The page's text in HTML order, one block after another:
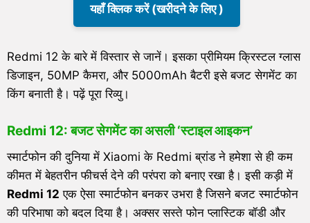
यहाँ क्लिक करें (खरीदने के लिए )
Redmi 12 के बारे में विस्तार से जानें। इसका प्रीमियम क्रिस्टल ग्लास
डिजाइन, 50MP कैमरा, और 5000mAh बैटरी इसे बजट सेगमेंट का
किंग बनाती है। पढ़ें पूरा रिव्यु।
Redmi 12: बजट सेगमेंट का असली ‘स्टाइल आइकन’
स्मार्टफोन की दुनिया में Xiaomi के Redmi ब्रांड ने हमेशा से ही कम
कीमत में बेहतरीन फीचर्स देने की परंपरा को बनाए रखा है। इसी कड़ी में
Redmi 12 एक ऐसा स्मार्टफोन बनकर उभरा है जिसने बजट स्मार्टफोन
की परिभाषा को बदल दिया है। अक्सर सस्ते फोन प्लास्टिक बॉडी और